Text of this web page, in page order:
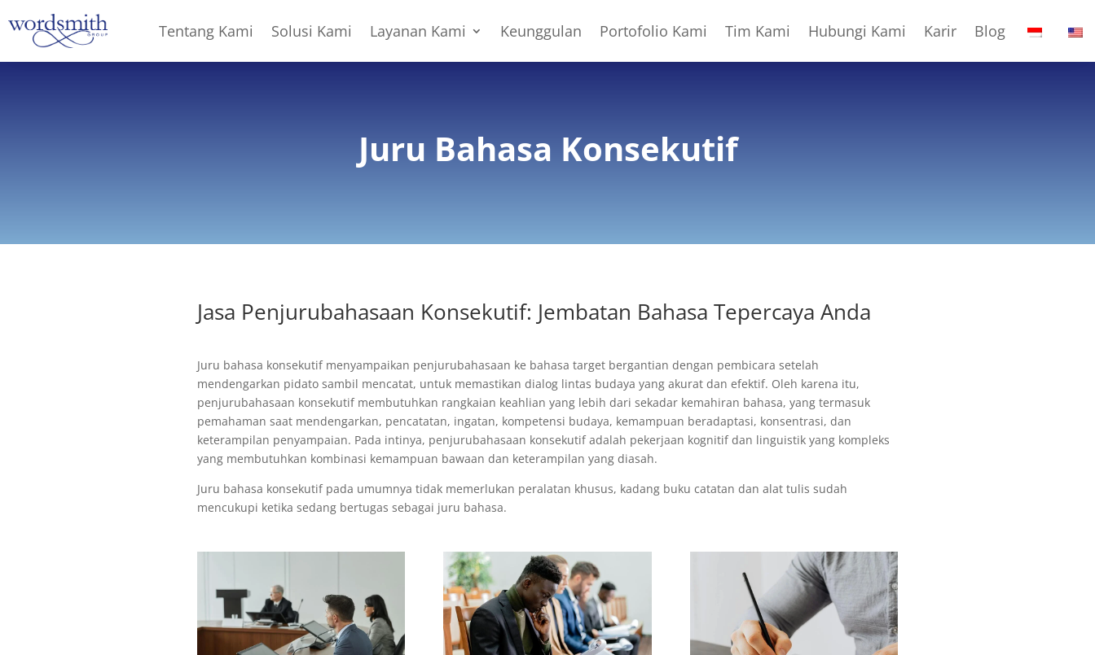
Tentang Kami Solusi Kami Layanan Kami Keunggulan Portofolio Kami Tim Kami Hubungi Kami Karir Blog
Juru Bahasa Konsekutif
Jasa Penjurubahasaan Konsekutif: Jembatan Bahasa Tepercaya Anda
Juru bahasa konsekutif menyampaikan penjurubahasaan ke bahasa target bergantian dengan pembicara setelah
mendengarkan pidato sambil mencatat, untuk memastikan dialog lintas budaya yang akurat dan efektif. Oleh karena itu,
penjurubahasaan konsekutif membutuhkan rangkaian keahlian yang lebih dari sekadar kemahiran bahasa, yang termasuk
pemahaman saat mendengarkan, pencatatan, ingatan, kompetensi budaya, kemampuan beradaptasi, konsentrasi, dan
keterampilan penyampaian. Pada intinya, penjurubahasaan konsekutif adalah pekerjaan kognitif dan linguistik yang kompleks
yang membutuhkan kombinasi kemampuan bawaan dan keterampilan yang diasah.
Juru bahasa konsekutif pada umumnya tidak memerlukan peralatan khusus, kadang buku catatan dan alat tulis sudah
mencukupi ketika sedang bertugas sebagai juru bahasa.